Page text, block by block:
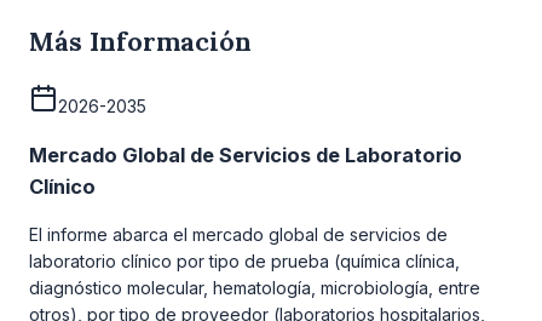
Más Información
2026-2035
Mercado Global de Servicios de Laboratorio
Clínico
El informe abarca el mercado global de servicios de
laboratorio clínico por tipo de prueba (química clínica,
diagnóstico molecular, hematología, microbiología, entre
otros), por tipo de proveedor (laboratorios hospitalarios,